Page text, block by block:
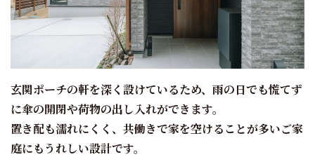
玄関ポーチの軒を深く設けているため、雨の日でも慌てず
に傘の開閉や荷物の出し入れができます。
置き配も濡れにくく、共働きで家を空けることが多いご家
庭にもうれしい設計です。